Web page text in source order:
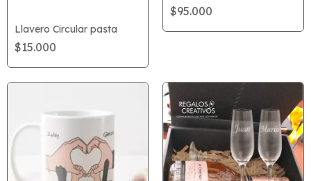
Llavero Circular pasta
$15.000
$95.000